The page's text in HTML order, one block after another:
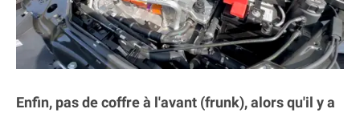
Enfin, pas de coffre à l'avant (frunk), alors qu'il y a